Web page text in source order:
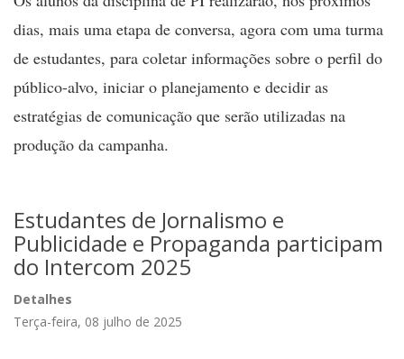
dias, mais uma etapa de conversa, agora com uma turma
de estudantes, para coletar informações sobre o perfil do
público-alvo, iniciar o planejamento e decidir as
estratégias de comunicação que serão utilizadas na
produção da campanha.
Estudantes de Jornalismo e
Publicidade e Propaganda participam
do Intercom 2025
Detalhes
Terça-feira, 08 julho de 2025